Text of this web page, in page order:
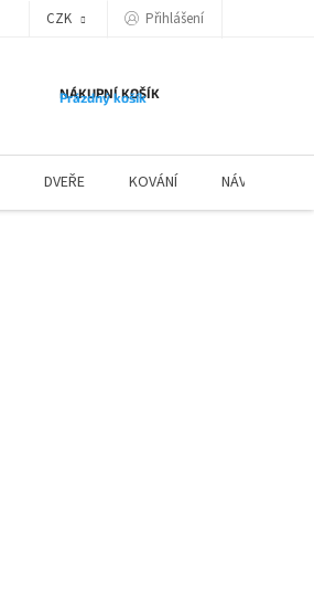
CZK Přihlášení
NÁKUPNÍ KOŠÍK
Prázdný košík
DVEŘE KOVÁNÍ NÁVODY